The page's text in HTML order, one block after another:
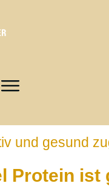
und gesund
Protein ist